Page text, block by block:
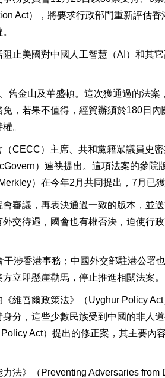
Act），將要求行政部門重新評估
止美國對中國人工智慧（AI）和其
舊金山及華盛頓。這次獲通過的法
，若果不值得，經貿辦須於180日
。
CECC）主席、共和黨籍眾議員史
）連袂提出。這項法案的參院
）在今年2月共同提出，7月已
審議，再表決通過一致的版本，並
交待遇，國會也有權否決，迫使行
涉香港事務；中國外交部駐港公署
立即懸崖勒馬，停止推進相關法案。
維吾爾政策法》（Uyghur Policy
分，這些少數民族受到中國的非人
Act）提出的修正案，其主要內
法》（Preventing Adversaries from